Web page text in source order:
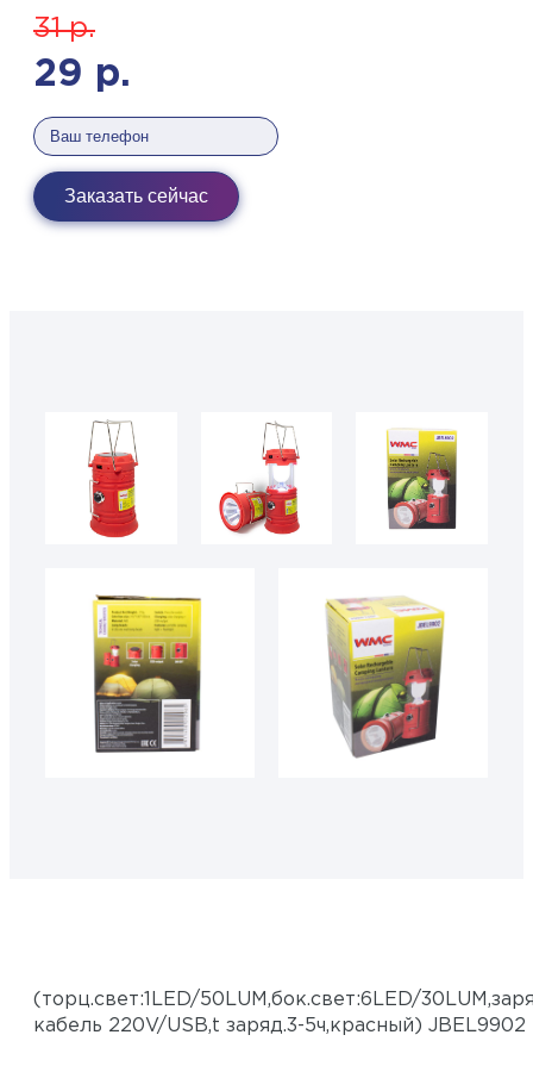
31р.
29 р.
Заказать сейчас
(торц.свет:1LED/50LUM,бок.свет:6LED/
кабель 220V/USB,t заряд.3-5ч,красный) JBEL9902